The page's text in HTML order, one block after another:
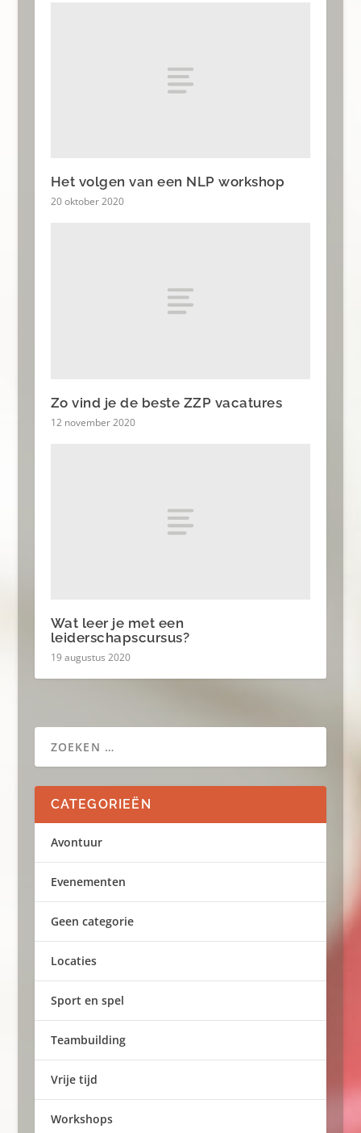
Het volgen van een NLP workshop
20 oktober 2020
Zo vind je de beste ZZP vacatures
12 november 2020
Wat leer je met een
leiderschapscursus?
19 augustus 2020
CATEGORIEËN
Avontuur
Evenementen
Geen categorie
Locaties
Sport en spel
Teambuilding
Vrije tijd
Workshops